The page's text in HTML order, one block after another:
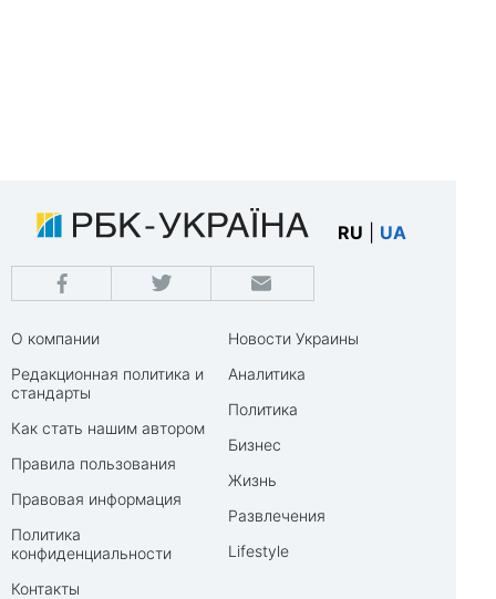
RU UA
О компании
Редакционная политика и
стандарты
Как стать нашим автором
Правила пользования
Правовая информация
Политика
конфиденциальности
Контакты
Новости Украины
Аналитика
Политика
Бизнес
Жизнь
Развлечения
Lifestyle